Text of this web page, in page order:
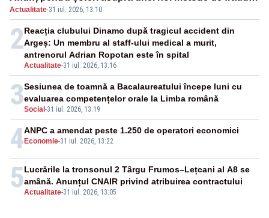
online
Actualitate·31 iul. 2026, 13:10
2
Actualitate-31 iul. 2026, 13:16
Reacția clubului Dinamo după tragicul accident din
Argeș: Un membru al staff-ului medical a murit,
antrenorul Adrian Ropotan este în spital
3Social -31 iul. 2026, 13:19
Sesiunea de toamnă a Bacalaureatului începe luni cu
evaluarea competențelor orale la Limba română
4 Economie-31 iul. 2026, 13:22
ANPC a amendat peste 1.250 de operatori economici
5Actualitate-31 iul. 2026, 13:05
Lucrările la tronsonul 2 Târgu Frumos–Lețcani al A8 se
amână. Anunțul CNAIR privind atribuirea contractului